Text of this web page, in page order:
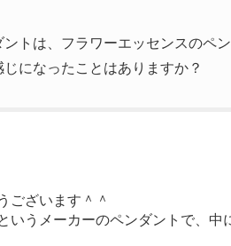
トは、フラワーエッセンスのペ
になったことはありますか？
ございます＾＾
いうメーカーのペンダントで、中